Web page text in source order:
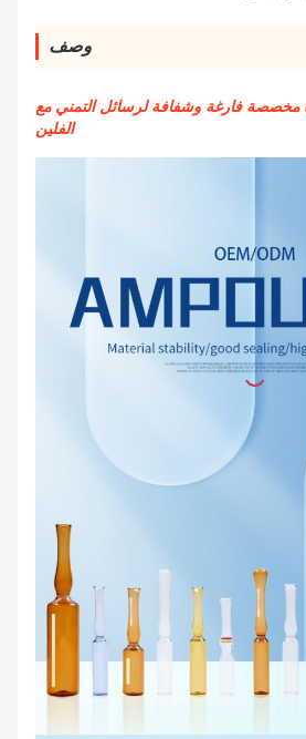
وصف
مخصصة فارغة وشفافة لرسائل التمني مع
الفلين